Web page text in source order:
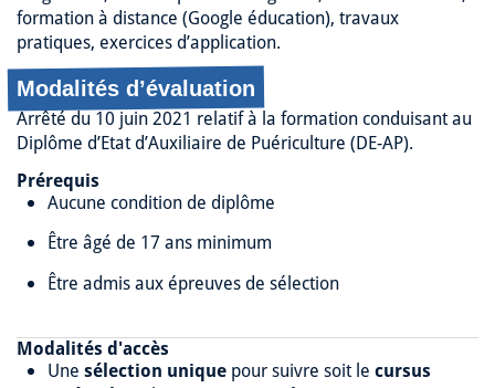
Prérequis
Aucune condition de diplôme
Être âgé de 17 ans minimum
Être admis aux épreuves de sélection
Modalités d'accès
Une sélection unique pour suivre soit le cursus
formation à distance (Google éducation), travaux
pratiques, exercices d’application.
Modalités d’évaluation
Arrêté du 10 juin 2021 relatif à la formation conduisant au
Diplôme d’Etat d’Auxiliaire de Puériculture (DE-AP).